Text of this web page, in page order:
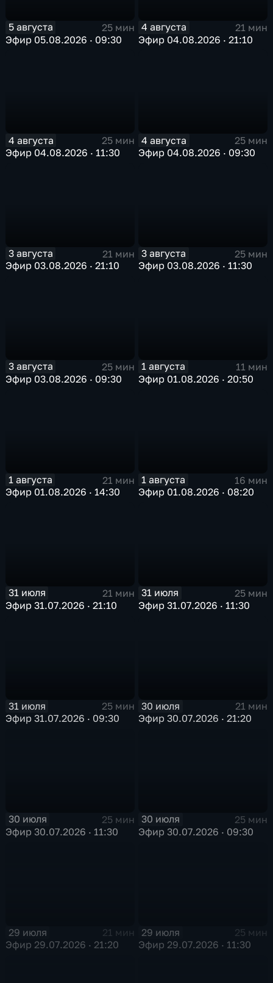
5 августа
25 мин
Эфир 05.08.2026 · 09:30
4 августа
21 мин
Эфир 04.08.2026 · 21:10
4 августа
25 мин
Эфир 04.08.2026 · 11:30
4 августа
25 мин
Эфир 04.08.2026 · 09:30
3 августа
21 мин
Эфир 03.08.2026 · 21:10
3 августа
25 мин
Эфир 03.08.2026 · 11:30
3 августа
25 мин
Эфир 03.08.2026 · 09:30
1 августа
11 мин
Эфир 01.08.2026 · 20:50
1 августа
21 мин
Эфир 01.08.2026 · 14:30
1 августа
16 мин
Эфир 01.08.2026 · 08:20
31 июля
21 мин
Эфир 31.07.2026 · 21:10
31 июля
25 мин
Эфир 31.07.2026 · 11:30
31 июля
25 мин
Эфир 31.07.2026 · 09:30
30 июля
21 мин
Эфир 30.07.2026 · 21:20
30 июля
25 мин
Эфир 30.07.2026 · 11:30
30 июля
25 мин
Эфир 30.07.2026 · 09:30
29 июля
21 мин
Эфир 29.07.2026 · 21:20
29 июля
25 мин
Эфир 29.07.2026 · 11:30